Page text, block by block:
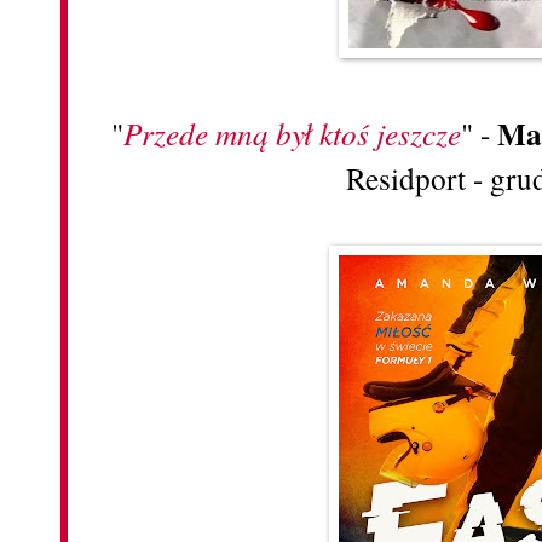
"Przede mną był ktoś jeszcze" -
Residport -